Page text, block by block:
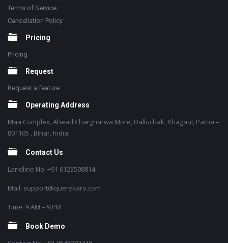
Terms of Service
Cancellation Policy
Pricing
Pricing
Request
Request a feature
Operating Address
Maa Complex, Ahead Chargharwa More, Dalluchak, Khagaul, Patna –
801105 , Bihar, India
Contact Us
Landline No: +91 6123598814
Mail: support@querykaro.com
Time: 9 AM – 9 PM
Book Demo